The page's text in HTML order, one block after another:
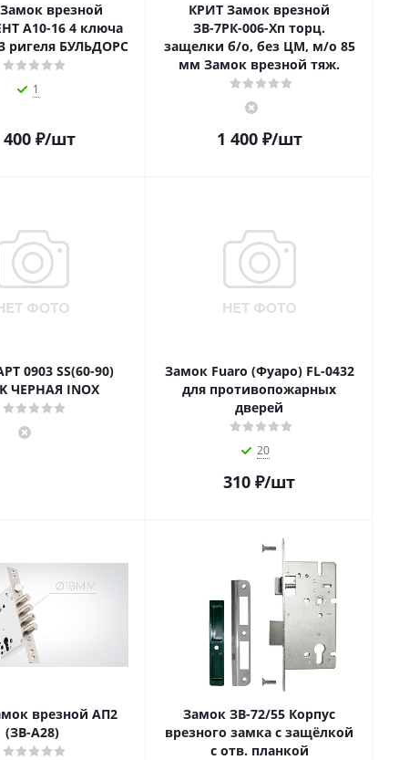
врезной
А10-16 4 ключа
ригеля БУЛЬДОРС
1
400₽/шт
КРИТ Замок врезной
ЗВ-7РК-006-Хп торц.
защелки б/о, без ЦМ, м/о 85
мм Замок врезной тяж.
1 400₽/шт
0903 SS(60-90)
ЧЕРНАЯ INOX
Замок Fuaro (Фуаро) FL-0432
для противопожарных
дверей
20
310 ₽/шт
врезной АП2
(ЗВ-А28)
Замок ЗВ-72/55 Корпус
врезного замка с защёлкой
с отв. планкой